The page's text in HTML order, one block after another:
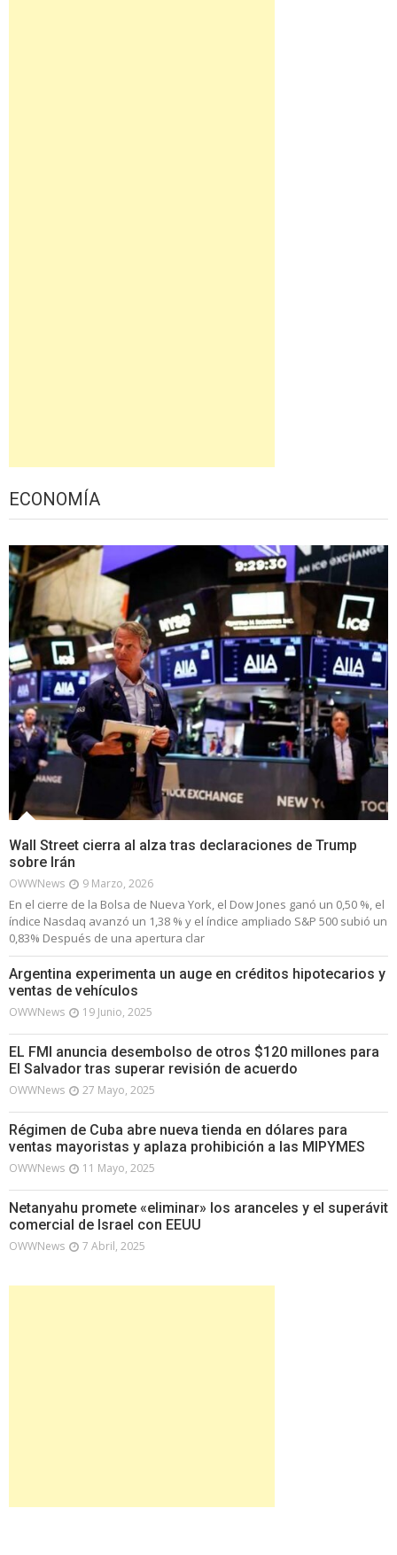
ECONOMÍA
Wall Street cierra al alza tras declaraciones de Trump
sobre Irán
OWWNews 9 Marzo, 2026
En el cierre de la Bolsa de Nueva York, el Dow Jones ganó un 0,50 %, el
índice Nasdaq avanzó un 1,38 % y el índice ampliado S&P 500 subió un
0,83% Después de una apertura clar
Argentina experimenta un auge en créditos hipotecarios y
ventas de vehículos
OWWNews 19 Junio, 2025
EL FMI anuncia desembolso de otros $120 millones para
El Salvador tras superar revisión de acuerdo
OWWNews 27 Mayo, 2025
Régimen de Cuba abre nueva tienda en dólares para
ventas mayoristas y aplaza prohibición a las MIPYMES
OWWNews 11 Mayo, 2025
Netanyahu promete «eliminar» los aranceles y el superávit
comercial de Israel con EEUU
OWWNews 7 Abril, 2025